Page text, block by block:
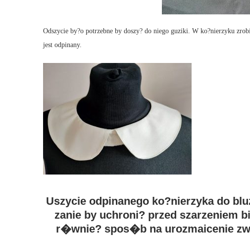
Odszycie by?o potrzebne by doszy? do niego guziki. W ko?nierzyku
jest odpinany.
Uszycie odpinanego ko?nierzyka do
zanie by uchroni? przed szarzeniem
r�wnie? spos�b na urozmaicenie